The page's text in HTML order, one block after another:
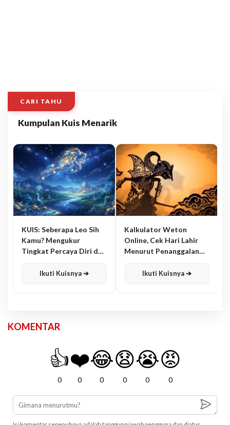
CARI TAHU
Kumpulan Kuis Menarik
KUIS: Seberapa Leo Sih
Kamu? Mengukur
Tingkat Percaya Diri dan
Ikuti Kuisnya ➔
Kalkulator Weton
Online, Cek Hari Lahir
Menurut Penanggalan
Ikuti Kuisnya ➔
KOMENTAR
👍
0
❤️
0
😂
0
😧
0
😭
0
😡
0